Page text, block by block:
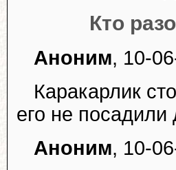
Кто
Аноним, 10-
Каракарлик
его не посадили
Аноним, 10-